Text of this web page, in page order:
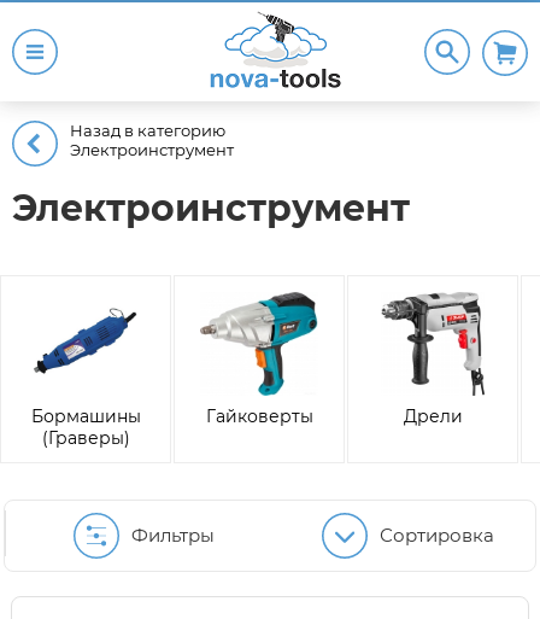
Назад в категорию
Электроинструмент
Электроинструмент
Бормашины
(Граверы)
Гайковерты
Дрели
Фильтры Сортировка